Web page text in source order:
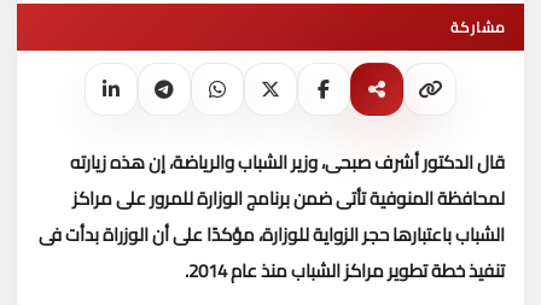
مشاركة
قال الدكتور أشرف صبحى، وزير الشباب والرياضة، إن هذه زيارته
لمحافظة المنوفية تأتى ضمن برنامج الوزارة للمرور على مراكز
الشباب باعتبارها حجر الزواية للوزارة، مؤكدًا على أن الوزراة بدأت فى
تنفيذ خطة تطوير مراكز الشباب منذ عام 2014.